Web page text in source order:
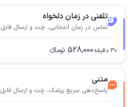
تلفنی در زمان دلخواه
تماس در زمان انتخابی، چَت و ارسال فایل
30 دقیقه528,000 تومانء
متنی
پاسخ‌دهی سریع پزشک، چَت و ارسال فایل